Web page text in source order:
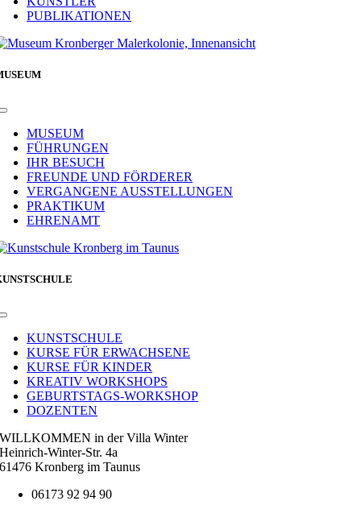
PUBLIKATIONEN
Toggle
NavigationMUSEUM
FÜHRUNGEN
IHR BESUCH
FREUNDE UND FÖRDERER
VERGANGENE AUSSTELLUNGEN
PRAKTIKUM
EHRENAMT
Toggle
NavigationKUNSTSCHULE
KURSE FÜR ERWACHSENE
KURSE FÜR KINDER
KREATIV WORKSHOPS
GEBURTSTAGS-WORKSHOP
DOZENTEN
WILLKOMMEN in der Villa Winter
Heinrich-Winter-Str. 4a
61476 Kronberg im Taunus
06173 92 94 90